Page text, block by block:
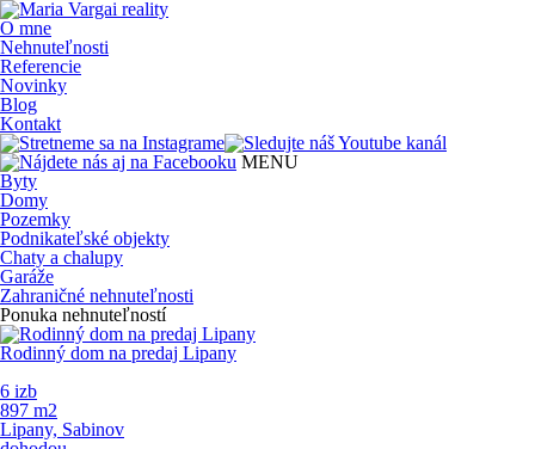
O mne
Nehnuteľnosti
Referencie
Novinky
Blog
Kontakt
MENU
Byty
Domy
Pozemky
Podnikateľské objekty
Chaty a chalupy
Garáže
Zahraničné nehnuteľnosti
Ponuka nehnuteľností
Rodinný dom na predaj Lipany
6 izb
897 m2
Lipany, Sabinov